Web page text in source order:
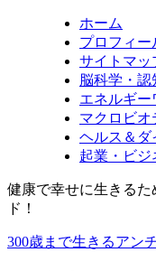
ホーム
プロフィー
サイトマッ
脳科学・
エネルギー
マクロビオ
ヘルス＆ダ
起業・ビジ
健康で幸せに生きる
ド！
300歳まで生きるアン